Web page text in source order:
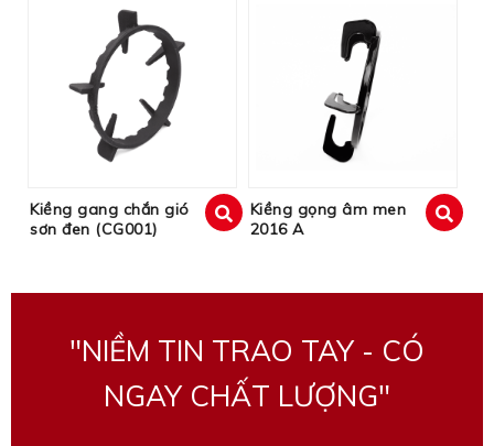
Kiềng gang chắn gió
sơn đen (CG001)
Kiềng gọng âm men
2016 A
"NIỀM TIN TRAO TAY - CÓ
NGAY CHẤT LƯỢNG"